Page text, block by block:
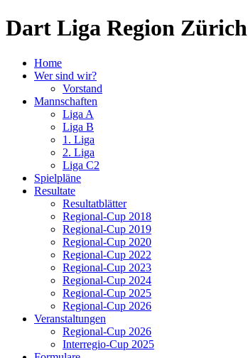
Dart Liga Region Zürich
Home
Wer sind wir?
Vorstand
Mannschaften
Liga A
Liga B
1. Liga
2. Liga
Liga C2
Spielpläne
Resultate
Resultatblätter
Regional-Cup 2018
Regional-Cup 2019
Regional-Cup 2020
Regional-Cup 2022
Regional-Cup 2023
Regional-Cup 2024
Regional-Cup 2025
Regional-Cup 2026
Veranstaltungen
Regional-Cup 2026
Interregio-Cup 2025